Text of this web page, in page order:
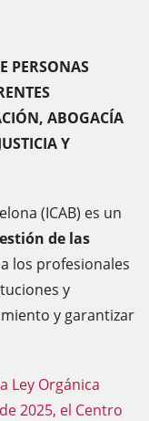
PERSONAS
ABOGACÍA
Y
(ICAB) es un
de las
los profesionales
y
y garantizar
Ley Orgánica
2025, el Centro